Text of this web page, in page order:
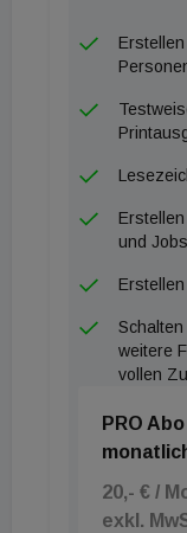
und Jobs
weitere
vollen
PRO Abo
20,- € /
exkl.